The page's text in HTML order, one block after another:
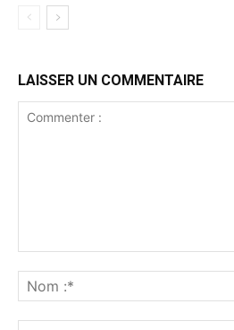
LAISSER UN COMMENTAIRE